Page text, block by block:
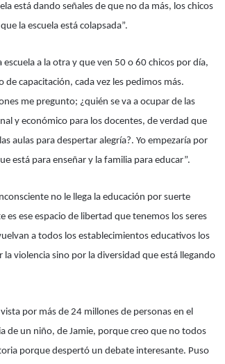
está dando señales de que no da más, los chicos
la escuela está colapsada”.
a la otra y que ven 50 o 60 chicos por día,
capacitación, cada vez les pedimos más.
me pregunto; ¿quién se va a ocupar de las
y económico para los docentes, de verdad que
aulas para despertar alegría?. Yo empezaría por
está para enseñar y la familia para educar”.
no le llega la educación por suerte
ese espacio de libertad que tenemos los seres
a todos los establecimientos educativos los
violencia sino por la diversidad que está llegando
por más de 24 millones de personas en el
de un niño, de Jamie, porque creo que no todos
porque despertó un debate interesante. Puso